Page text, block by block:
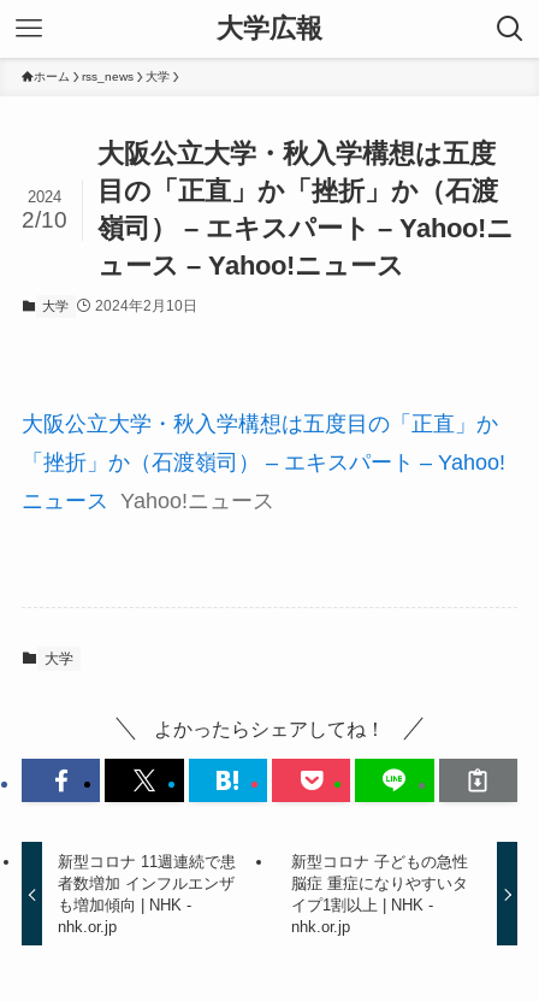
大学広報
ホーム rss_news 大学
大阪公立大学・秋入学構想は五度
目の「正直」か「挫折」か（石渡
嶺司） – エキスパート – Yahoo!ニ
ュース – Yahoo!ニュース
2024
2/10
大学 2024年2月10日
大阪公立大学・秋入学構想は五度目の「正直」か
「挫折」か（石渡嶺司） – エキスパート – Yahoo!
ニュース
Yahoo!ニュース
大学
よかったらシェアしてね！
新型コロナ 11週連続で患
者数増加 インフルエンザ
も増加傾向 | NHK -
nhk.or.jp
新型コロナ 子どもの急性
脳症 重症になりやすいタ
イプ1割以上 | NHK -
nhk.or.jp